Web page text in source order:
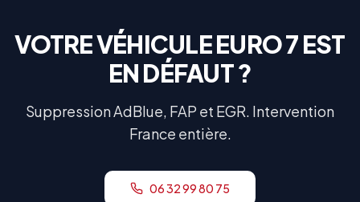
VOTRE VÉHICULEEURO 7EST
EN DÉFAUT ?
Suppression AdBlue, FAP et EGR. Intervention
France entière.
06 32 99 80 75